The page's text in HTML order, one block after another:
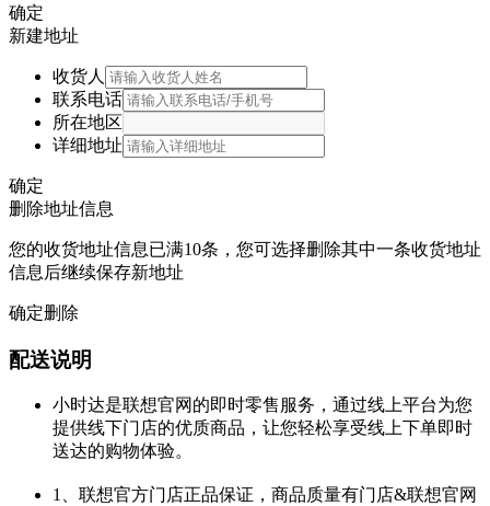
确定
新建地址
收货人
联系电话
所在地区
详细地址
确定
删除地址信息
您的收货地址信息已满10条，您可选择删除其中一条收货地址
信息后继续保存新地址
确定删除
配送说明
小时达是联想官网的即时零售服务，通过线上平台为您
提供线下门店的优质商品，让您轻松享受线上下单即时
送达的购物体验。
1、联想官方门店正品保证，商品质量有门店&联想官网